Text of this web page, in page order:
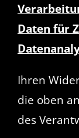
Daten für
Ihren
die oben
des